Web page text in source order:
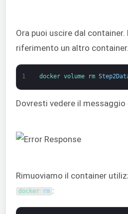
Ora puoi uscire dal
riferimento un altro
1 docker volume rm
Dovresti vedere il
Rimuoviamo il container
docker rm :